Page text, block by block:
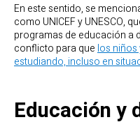
En este sentido, se
como UNICEF y UNESCO,
programas de educación a
conflicto para que los
estudiando, incluso en
Educación y